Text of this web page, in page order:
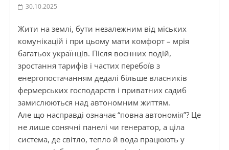
30.10.2025
Жити на землі, бути незалежним від міських
комунікацій і при цьому мати комфорт – мрія
багатьох українців. Після воєнних подій,
зростання тарифів і частих перебоїв з
енергопостачанням дедалі більше власників
фермерських господарств і приватних садиб
замислюються над автономним життям.
Але що насправді означає “повна автономія”? Це
не лише сонячні панелі чи генератор, а ціла
система, де світло, тепло й вода працюють у